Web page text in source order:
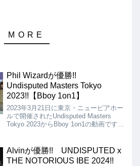
Phil Wizardが優勝!!
Undisputed Masters Tokyo
2023!!【Bboy 1on1】
2023年3月21日に東京・ニューピアホー
ルで開催されたUndisputed Masters
Tokyo 2023からBboy 1on1の動画です。
Alvinが優勝!! UNDISPUTED x
THE NOTORIOUS IBE 2024!!